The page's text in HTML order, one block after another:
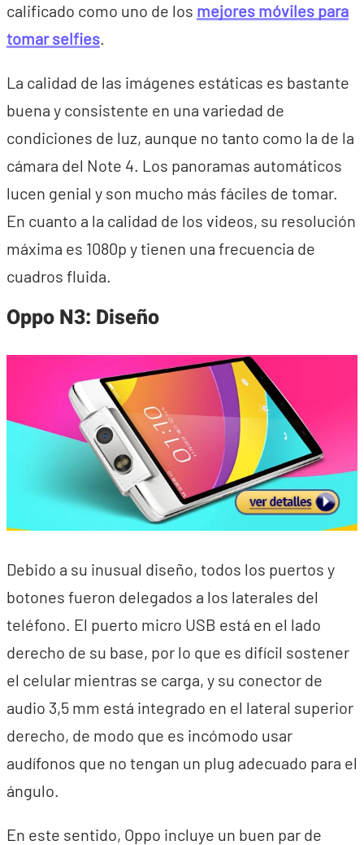
calificado como uno de los mejores móviles para
tomar selfies.
La calidad de las imágenes estáticas es bastante
buena y consistente en una variedad de
condiciones de luz, aunque no tanto como la de la
cámara del Note 4. Los panoramas automáticos
lucen genial y son mucho más fáciles de tomar.
En cuanto a la calidad de los videos, su resolución
máxima es 1080p y tienen una frecuencia de
cuadros fluida.
Oppo N3: Diseño
Debido a su inusual diseño, todos los puertos y
botones fueron delegados a los laterales del
teléfono. El puerto micro USB está en el lado
derecho de su base, por lo que es difícil sostener
el celular mientras se carga, y su conector de
audio 3,5 mm está integrado en el lateral superior
derecho, de modo que es incómodo usar
audífonos que no tengan un plug adecuado para el
ángulo.
En este sentido, Oppo incluye un buen par de